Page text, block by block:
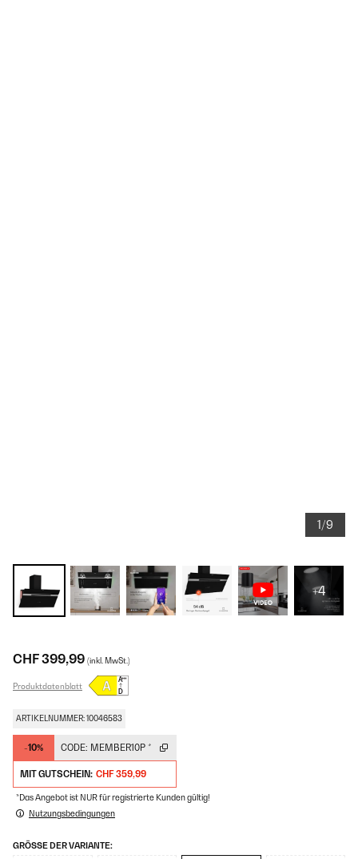
1/9
+4
CHF 399,99 (inkl. MwSt.)
Produktdatenblatt
ARTIKELNUMMER: 10046583
-10% CODE: MEMBER10P *
MIT GUTSCHEIN: CHF 359,99
*Das Angebot ist NUR für registrierte Kunden gültig!
Nutzungsbedingungen
GRÖSSE DER VARIANTE: